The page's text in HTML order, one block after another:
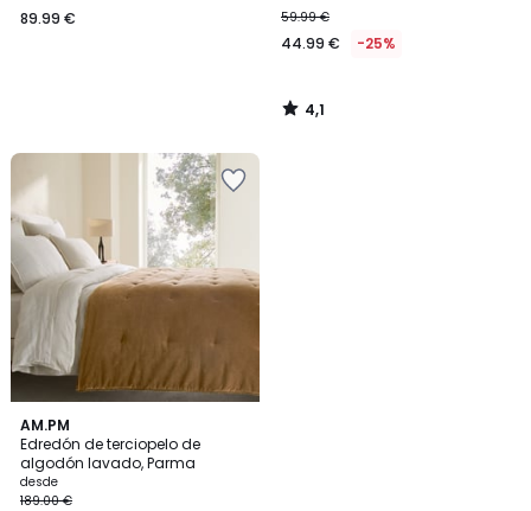
89.99 €
59.99 €
44.99 € -25%
4,1
/
AM.PM
Edredón de terciopelo de
algodón lavado, Parma
desde
189.00 €
4
/
5
4
Colores